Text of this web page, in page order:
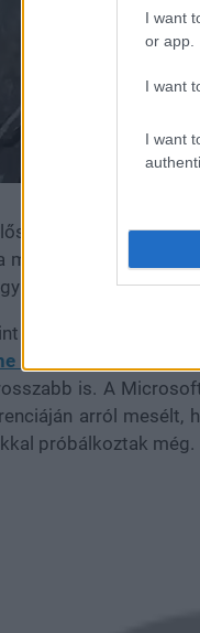
I want
or app.
I want
I want
mutatta meg
minimalista
videólejátszó.
egyébként
dizájn
is. A
arról
próbálkoztak még.